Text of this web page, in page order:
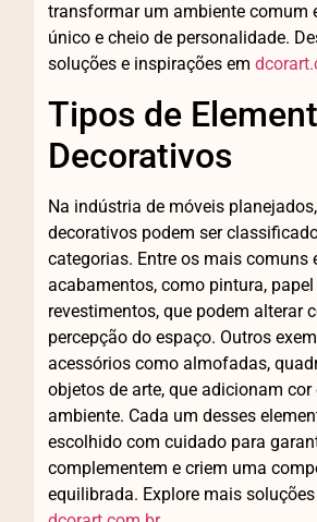
transformar um ambiente comum
único e cheio de personalidade.
soluções e inspirações em
Tipos de
Decorativos
Na indústria de móveis
decorativos podem ser
categorias. Entre os mais comuns
acabamentos, como pintura, papel
revestimentos, que podem alterar
percepção do espaço. Outros
acessórios como almofadas,
objetos de arte, que adicionam cor
ambiente. Cada um desses
escolhido com cuidado para
complementem e criem uma
equilibrada. Explore mais